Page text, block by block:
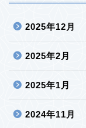
2025年12月
2025年2月
2025年1月
2024年11月